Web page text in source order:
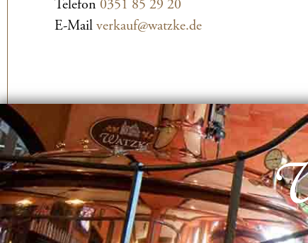
Telefon 0351 85 29 20
E-Mail verkauf@watzke.de